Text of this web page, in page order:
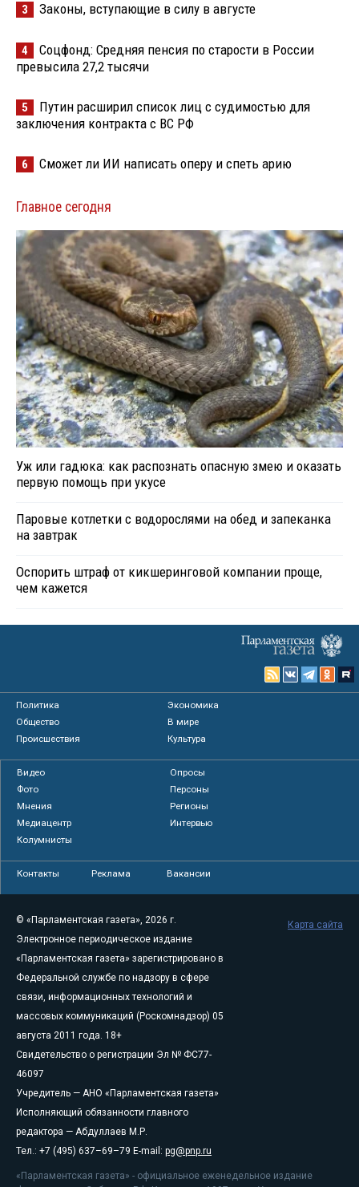
3 Законы, вступающие в силу в августе
4
Соцфонд: Средняя пенсия по старости в России
превысила 27,2 тысячи
5
Путин расширил список лиц с судимостью для
заключения контракта с ВС РФ
6 Сможет ли ИИ написать оперу и спеть арию
Главное сегодня
Уж или гадюка: как распознать опасную змею и оказать
первую помощь при укусе
Паровые котлетки с водорослями на обед и запеканка
на завтрак
Оспорить штраф от кикшеринговой компании проще,
чем кажется
Политика
Экономика
Общество
В мире
Происшествия
Культура
Видео
Опросы
Фото
Персоны
Мнения
Регионы
Медиацентр
Интервью
Колумнисты
Контакты Реклама Вакансии
© «Парламентская газета», 2026 г.
Электронное периодическое издание
«Парламентская газета» зарегистрировано в
Федеральной службе по надзору в сфере
связи, информационных технологий и
массовых коммуникаций (Роскомнадзор) 05
августа 2011 года. 18+
Свидетельство о регистрации Эл № ФС77-
46097
Учредитель — АНО «Парламентская газета»
Исполняющий обязанности главного
редактора — Абдуллаев М.Р.
Тел.: +7 (495) 637–69–79 E-mail: pg@pnp.ru
«Парламентская газета» - официальное еженедельное издание
Карта сайта